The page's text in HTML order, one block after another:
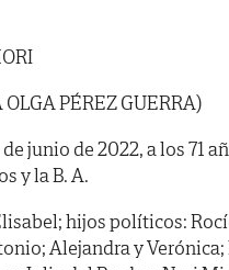
PÉREZ GUERRA)
junio de 2022, a los 71
y la B. A.
hijos políticos:
Alejandra y